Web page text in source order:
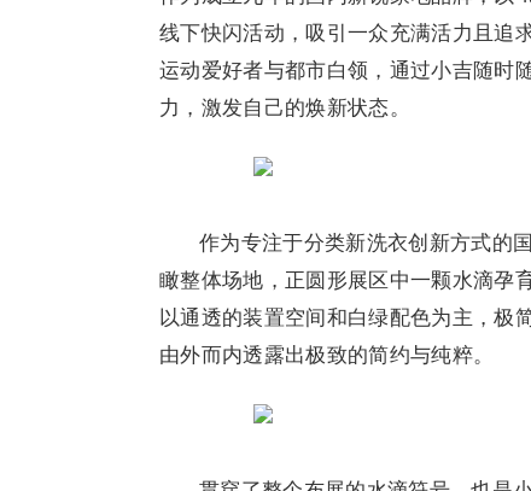
线下快闪活动，吸引一众充满活力且追
运动爱好者与都市白领，通过小吉随时
力，激发自己的焕新状态。
作为专注于分类新洗衣创新方式的
瞰整体场地，正圆形展区中一颗水滴孕
以通透的装置空间和白绿配色为主，极
由外而内透露出极致的简约与纯粹。